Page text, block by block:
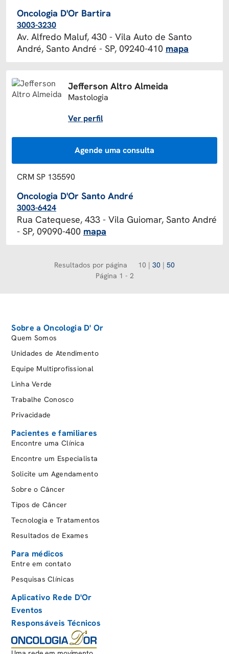
Oncologia D'Or Bartira
3003-3230
Av. Alfredo Maluf, 430 - Vila Auto de Santo
André, Santo André - SP, 09240-410 mapa
Jefferson Altro Almeida
Mastologia
Ver perfil
Agende uma consulta
CRM SP 135590
Oncologia D'Or Santo André
3003-6424
Rua Catequese, 433 - Vila Guiomar, Santo André
- SP, 09090-400 mapa
Resultados por página 10 | 30 | 50
Página 1 - 2
Sobre a Oncologia D' Or
Quem Somos
Unidades de Atendimento
Equipe Multiprofissional
Linha Verde
Trabalhe Conosco
Privacidade
Pacientes e familiares
Encontre uma Clínica
Encontre um Especialista
Solicite um Agendamento
Sobre o Câncer
Tipos de Câncer
Tecnologia e Tratamentos
Resultados de Exames
Para médicos
Entre em contato
Pesquisas Clínicas
Aplicativo Rede D'Or
Eventos
Responsáveis Técnicos